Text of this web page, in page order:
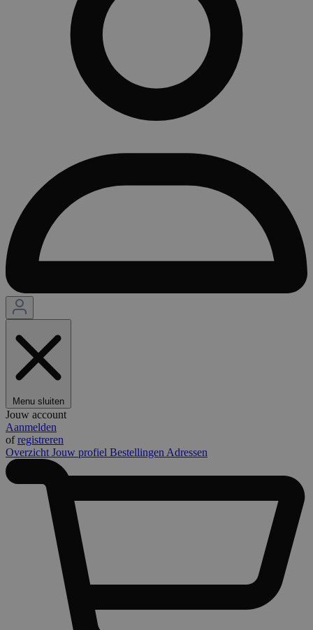
Menu sluiten
Jouw account
Aanmelden
ofregistreren
Overzicht Jouw profiel Bestellingen Adressen